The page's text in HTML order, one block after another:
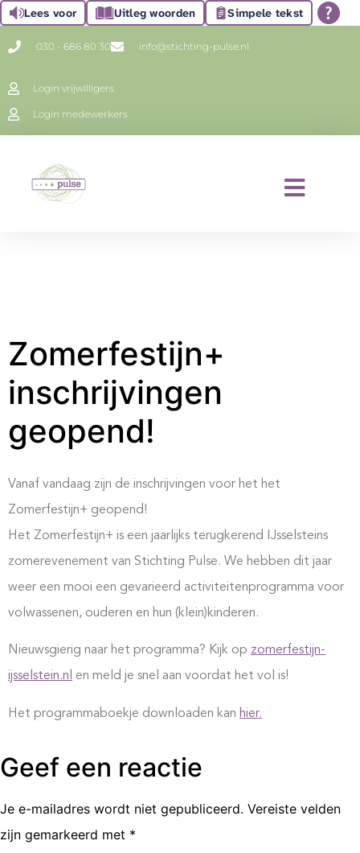
Lees voor Uitleg woorden Simpele tekst
030 - 686 80 30 info@stichting-pulse.nl
Login vrijwilligers
Login medewerkers
Zomerfestijn+
inschrijvingen
geopend!
Vanaf vandaag zijn de inschrijvingen voor het het
Zomerfestijn+ geopend!
Het Zomerfestijn+ is een jaarlijks terugkerend IJsselsteins
zomerevenement van Stichting Pulse. We hebben dit jaar
weer een mooi een gevarieerd activiteitenprogramma voor
volwassenen, ouderen en hun (klein)kinderen.
Nieuwsgierig naar het programma? Kijk op zomerfestijn-
ijsselstein.nl en meld je snel aan voordat het vol is!
Het programmaboekje downloaden kan hier.
Geef een reactie
Je e-mailadres wordt niet gepubliceerd. Vereiste velden
zijn gemarkeerd met *